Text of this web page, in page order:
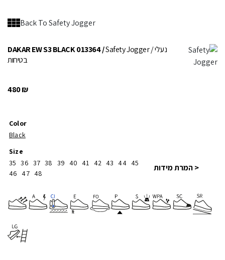
Back To Safety Jogger
DAKAR EW S3 BLACK 013364 /Safety Jogger/ נעלי
בטיחות
480₪
Color
Black
Size
35 36 37 38 39 40 41 42 43 44 45
46
47 48
< המרת מידות